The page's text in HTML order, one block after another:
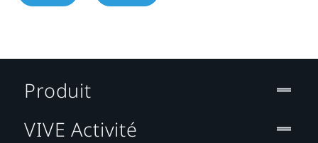
Produit
VIVE Activité